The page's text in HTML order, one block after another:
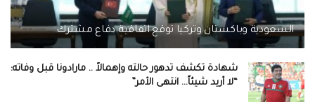
السعودية وباكستان وتركيا توقع اتفاقية دفاع مشترك
شهادة تكشف تدهور حالته وإهمالاً .. مارادونا قبل وفاته:
“لا أريد شيئاً… انتهى الأمر”